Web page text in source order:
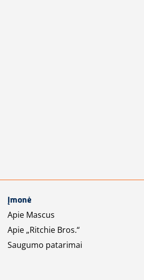
Įmonė
Apie Mascus
Apie „Ritchie Bros.“
Saugumo patarimai